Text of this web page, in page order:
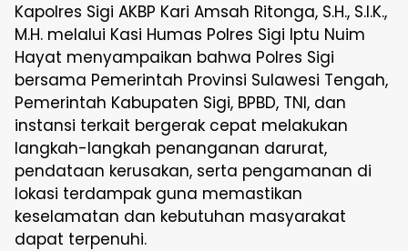
Kapolres Sigi AKBP Kari Amsah Ritonga, S.H., S.I.K.,
M.H. melalui Kasi Humas Polres Sigi Iptu Nuim
Hayat menyampaikan bahwa Polres Sigi
bersama Pemerintah Provinsi Sulawesi Tengah,
Pemerintah Kabupaten Sigi, BPBD, TNI, dan
instansi terkait bergerak cepat melakukan
langkah-langkah penanganan darurat,
pendataan kerusakan, serta pengamanan di
lokasi terdampak guna memastikan
keselamatan dan kebutuhan masyarakat
dapat terpenuhi.